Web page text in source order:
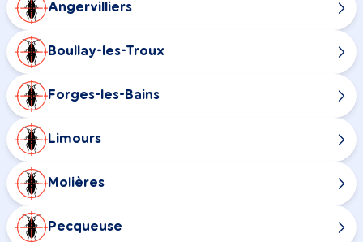
Angervilliers
Boullay-les-Troux
Forges-les-Bains
Limours
Molières
Pecqueuse